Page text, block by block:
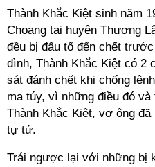
Thành Khắc Kiệt sinh năm
Choang tại huyện Thượng
đều bị đấu tố đến chết
đình, Thành Khắc Kiệt có 2
sát đánh chết khi chống
ma túy, vì những điều đó
Thành Khắc Kiệt, vợ ông
tự tử.
Trái ngược lại với những bị